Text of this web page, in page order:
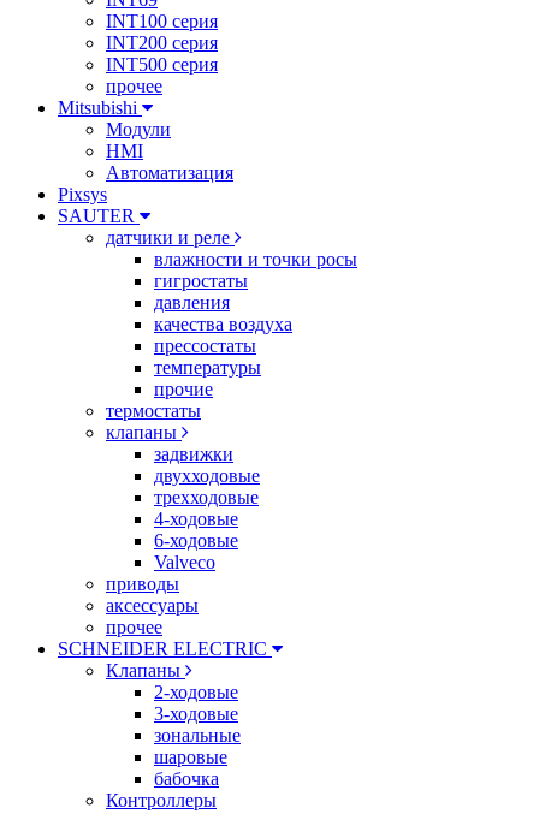
INT100 серия
INT200 серия
INT500 серия
прочее
Mitsubishi
Модули
HMI
Автоматизация
Pixsys
SAUTER
датчики и реле
влажности и точки росы
гигростаты
давления
качества воздуха
прессостаты
температуры
прочие
термостаты
клапаны
задвижки
двухходовые
трехходовые
4-ходовые
6-ходовые
Valveco
приводы
аксессуары
прочее
SCHNEIDER ELECTRIC
Клапаны
2-ходовые
3-ходовые
зональные
шаровые
бабочка
Контроллеры